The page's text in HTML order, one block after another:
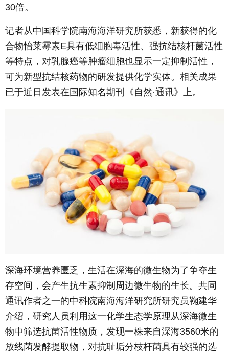
30倍。
记者从中国科学院南海海洋研究所获悉，新获得的化
合物怡莱霉素E具有低细胞毒活性、强抗结核杆菌活性
等特点，对乳腺癌等肿瘤细胞也显示一定抑制活性，
可为新型抗结核药物的研发提供化学实体。相关成果
已于近日发表在国际知名期刊《自然·通讯》上。
深海环境营养匮乏，生活在深海的微生物为了争夺生
存空间，会产生抗生素抑制周边微生物的生长。共同
通讯作者之一的中科院南海海洋研究所研究员鞠建华
介绍，研究人员利用这一化学生态学原理从深海微生
物中筛选抗菌活性物质，发现一株来自深海3560米的
放线菌发酵提取物，对抗耻垢分枝杆菌具有较强的选